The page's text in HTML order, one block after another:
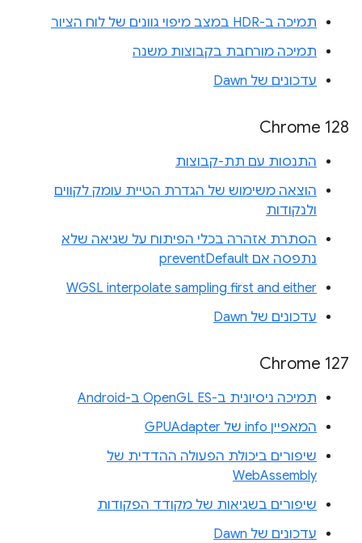
תמיכה ב-HDR במצב מיפוי גוונים של לוח הציור
תמיכה מורחבת בקבוצות משנה
עדכונים של Dawn
‫Chrome 128
התנסות עם תת-קבוצות
הוצאה משימוש של הגדרת הטיית עומק לקווים
ולנקודות
הסתרת אזהרה בכלי הפיתוח על שגיאה שלא
נתפסה אם preventDefault
WGSL interpolate sampling first and either
עדכונים של Dawn
Chrome 127
תמיכה ניסיונית ב-OpenGL ES ב-Android
המאפיין info של GPUAdapter
שיפורים ביכולת הפעולה ההדדית של
WebAssembly
שיפורים בשגיאות של מקודד הפקודות
עדכונים של Dawn